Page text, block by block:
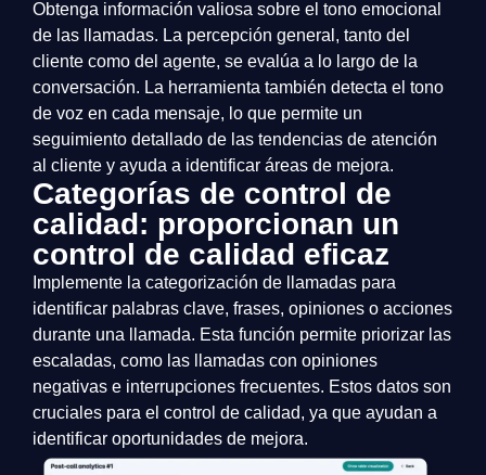
Obtenga información valiosa sobre el tono emocional
de las llamadas. La percepción general, tanto del
cliente como del agente, se evalúa a lo largo de la
conversación. La herramienta también detecta el tono
de voz en cada mensaje, lo que permite un
seguimiento detallado de las tendencias de atención
al cliente y ayuda a identificar áreas de mejora.
Categorías de control de
calidad: proporcionan un
control de calidad eficaz
Implemente la categorización de llamadas para
identificar palabras clave, frases, opiniones o acciones
durante una llamada. Esta función permite priorizar las
escaladas, como las llamadas con opiniones
negativas e interrupciones frecuentes. Estos datos son
cruciales para el control de calidad, ya que ayudan a
identificar oportunidades de mejora.